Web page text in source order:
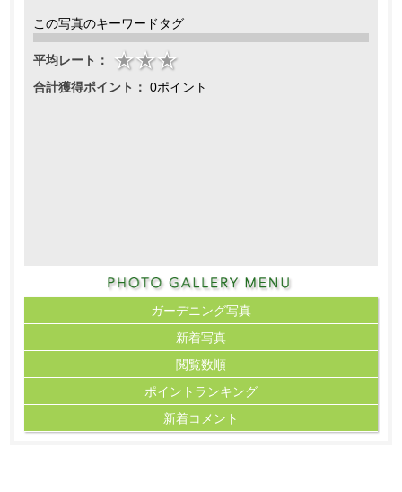
この写真のキーワードタグ
平均レート：
合計獲得ポイント： 0ポイント
ガーデニング写真
新着写真
閲覧数順
ポイント ランキング
新着コメント